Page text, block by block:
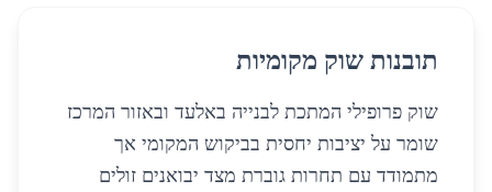
תובנות שוק מקומיות
שוק פרופילי המתכת לבנייה באלעד ובאזור המרכז
שומר על יציבות יחסית בביקוש המקומי אך
מתמודד עם תחרות גוברת מצד יבואנים זולים